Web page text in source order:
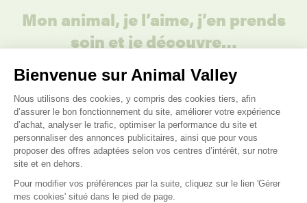
Bienvenue sur Animal Valley
Plateforme de Gestion du
Nous utilisons des cookies, y compris des cookies tiers, afin
d’assurer le bon fonctionnement du site, améliorer votre expérience
d’achat, analyser le trafic, optimiser la performance du site et
personnaliser des annonces publicitaires, ainsi que pour vous
proposer des offres adaptées selon vos centres d’intérêt, sur notre
site et en dehors.
Pour modifier vos préférences par la suite, cliquez sur le lien 'Gérer
mes cookies' situé dans le pied de page.
Axeptio consent
Mon animal, je l’aime, j’en prends
soin et je découvre…
Cage Chinchilla
Cage Cochon
Cage Ecureuil